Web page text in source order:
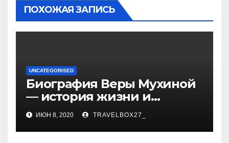
ПОХОЖАЯ ЗАПИСЬ
UNCATEGORISED
Биография Веры Мухиной
— история жизни и
карьеры успешной
художницы, ее
достижения и творчество
ИЮН 8, 2020 TRAVELBOX27_